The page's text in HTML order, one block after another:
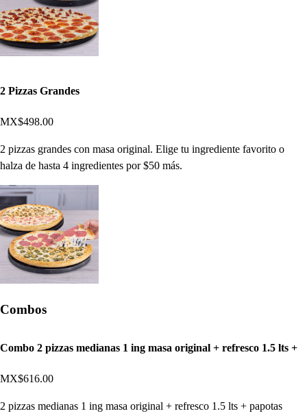
2 Pizzas Grandes
MX$498.00
2 pizzas grandes con masa original. Elige tu ingrediente favorito o
halza de hasta 4 ingredientes por $50 más.
Combos
Combo 2 pizzas medianas 1 ing masa original + refresco 1.5 lts +
MX$616.00
2 pizzas medianas 1 ing masa original + refresco 1.5 lts + papotas